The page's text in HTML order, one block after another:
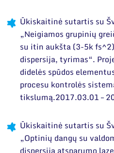
Ūkiskaitinė sutartis su
„Neigiamos grupinių
su itin aukšta (3-5k
dispersija, tyrimas“.
didelės spūdos
procesu kontrolės
tikslumą.2017.03.01 –
Ūkiskaitinė sutartis su
„Optinių dangų su